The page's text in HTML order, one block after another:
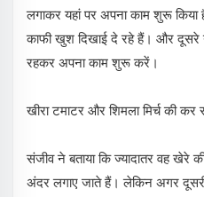
लगाकर यहां पर अपना काम शुरू
काफी खुश दिखाई दे रहे हैं। और दूसरे
रहकर अपना काम शुरू करें।
खीरा टमाटर और शिमला मिर्च की कर
संजीव ने बताया कि ज्यादातर वह खेरे
अंदर लगाए जाते हैं। लेकिन अगर